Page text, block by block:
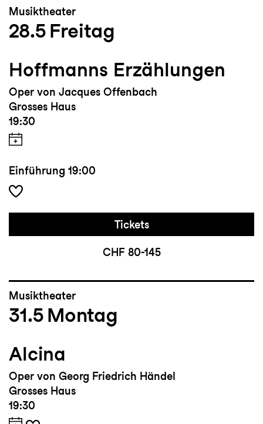
Musiktheater
28.5 Freitag
Hoffmanns Erzählungen
Oper von Jacques Offenbach
Grosses Haus
19:30
Einführung 19:00
Tickets
CHF 80-145
Musiktheater
31.5 Montag
Alcina
Oper von Georg Friedrich Händel
Grosses Haus
19:30